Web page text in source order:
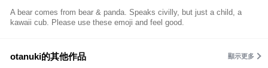
A bear comes from bear & panda. Speaks civilly, but just a child, a
kawaii cub. Please use these emoji and feel good.
otanuki的其他作品 顯示更多